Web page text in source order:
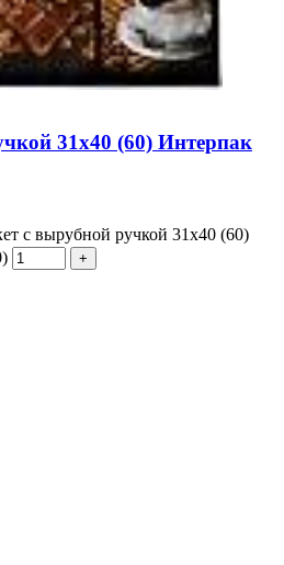
31х40 (60) Интерпак
с вырубной ручкой 31х40 (60)